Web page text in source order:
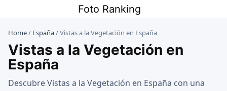
contenido
Foto Ranking
Home/ España/Vistas a la Vegetación en España
Vistas a la Vegetación en
España
Descubre Vistas a la Vegetación en España con una